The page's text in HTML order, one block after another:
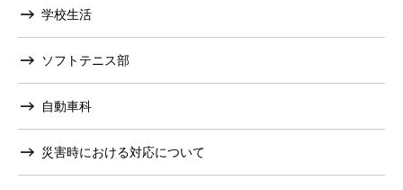
学校生活
ソフトテニス部
自動車科
災害時における対応について